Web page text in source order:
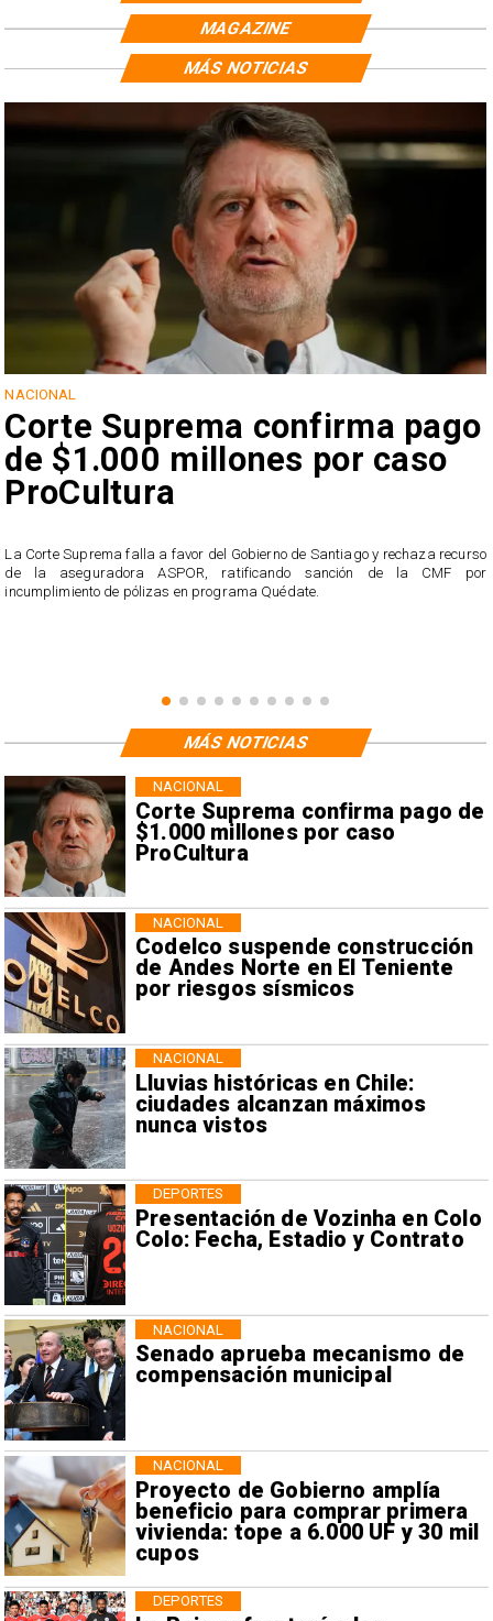
MAGAZINE
NACIONAL
Corte Suprema confirma pago
de $1.000 millones por caso
ProCultura
La Corte Suprema falla a favor del Gobierno de Santiago y rechaza recurso
de la aseguradora ASPOR, ratificando sanción de la CMF por
incumplimiento de pólizas en programa Quédate.
MÁS NOTICIAS
Corte Suprema confirma pago de
$1.000 millones por caso
ProCultura
NACIONAL
Codelco suspende construcción
de Andes Norte en El Teniente
por riesgos sísmicos
NACIONAL
Lluvias históricas en Chile:
ciudades alcanzan máximos
nunca vistos
NACIONAL
Presentación de Vozinha en Colo
Colo: Fecha, Estadio y Contrato
DEPORTES
Senado aprueba mecanismo de
compensación municipal
NACIONAL
Proyecto de Gobierno amplía
beneficio para comprar primera
vivienda: tope a 6.000 UF y 30 mil
cupos
NACIONAL
DEPORTES
MÁS NOTICIAS